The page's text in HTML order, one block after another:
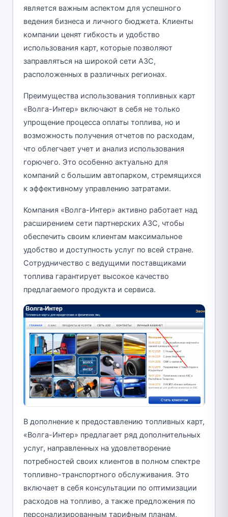
является важным аспектом для успешного
ведения бизнеса и личного бюджета. Клиенты
компании ценят гибкость и удобство
использования карт, которые позволяют
заправляться на широкой сети АЗС,
расположенных в различных регионах.
Преимущества использования топливных карт
«Волга-Интер» включают в себя не только
упрощение процесса оплаты топлива, но и
возможность получения отчетов по расходам,
что облегчает учет и анализ использования
горючего. Это особенно актуально для
компаний с большим автопарком, стремящихся
к эффективному управлению затратами.
Компания «Волга-Интер» активно работает над
расширением сети партнерских АЗС, чтобы
обеспечить своим клиентам максимальное
удобство и доступность услуг по всей стране.
Сотрудничество с ведущими поставщиками
топлива гарантирует высокое качество
предлагаемого продукта и сервиса.
В дополнение к предоставлению топливных карт,
«Волга-Интер» предлагает ряд дополнительных
услуг, направленных на удовлетворение
потребностей своих клиентов в полном спектре
топливно-транспортного обслуживания. Это
включает в себя консультации по оптимизации
расходов на топливо, а также предложения по
персонализированным тарифным планам,